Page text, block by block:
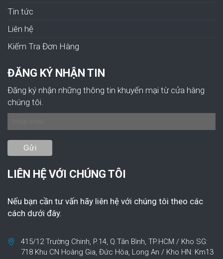
Tin tức
Liên hệ
Kiếm Tra Đơn Hàng
ĐĂNG KÝ NHẬN TIN
Đăng ký nhận những thông tin khuyến mại từ cửa hàng
chúng tôi.
LIÊN HỆ VỚI CHÚNG TÔI
Nếu bạn cần tư vấn hãy liên hệ với chúng tôi theo các
cách dưới đây.
415/12 Trường Chinh, P.14, Q.Tân Bình, TP.HCM / Kho SG:
718 Khu CN Hoàng Gia, Đức Hòa, Long An / Kho HN: Km13